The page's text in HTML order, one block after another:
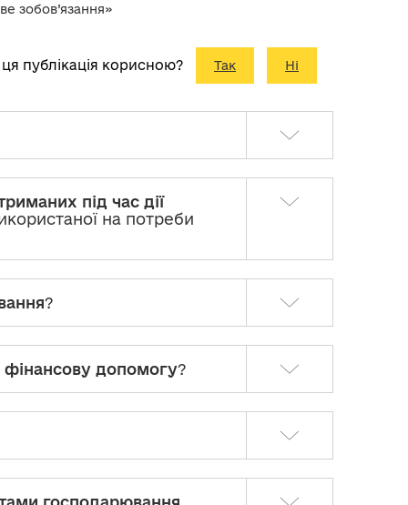
зобов’язання»
публікація корисною? Так Ні
під час дії
на потреби
?
фінансову допомогу?